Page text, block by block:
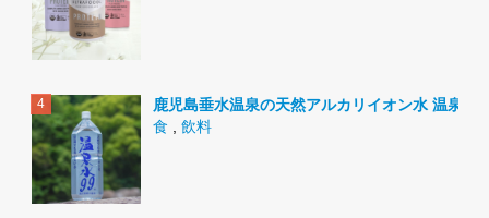
鹿児島垂水温泉の天然アルカリイオン水 温泉水
食
飲料